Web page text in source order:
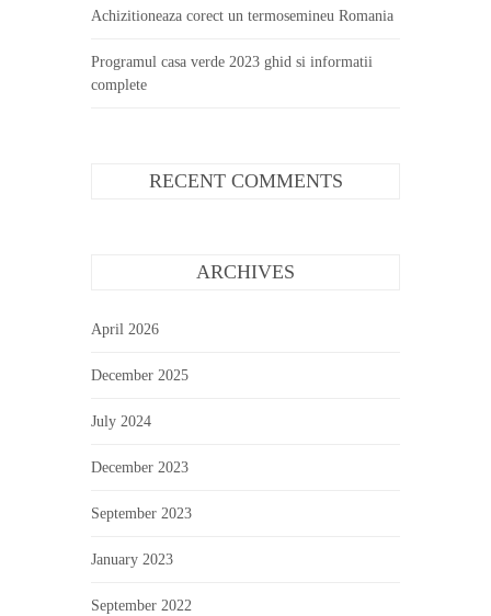
Achizitioneaza corect un termosemineu Romania
Programul casa verde 2023 ghid si informatii
complete
RECENT COMMENTS
ARCHIVES
April 2026
December 2025
July 2024
December 2023
September 2023
January 2023
September 2022